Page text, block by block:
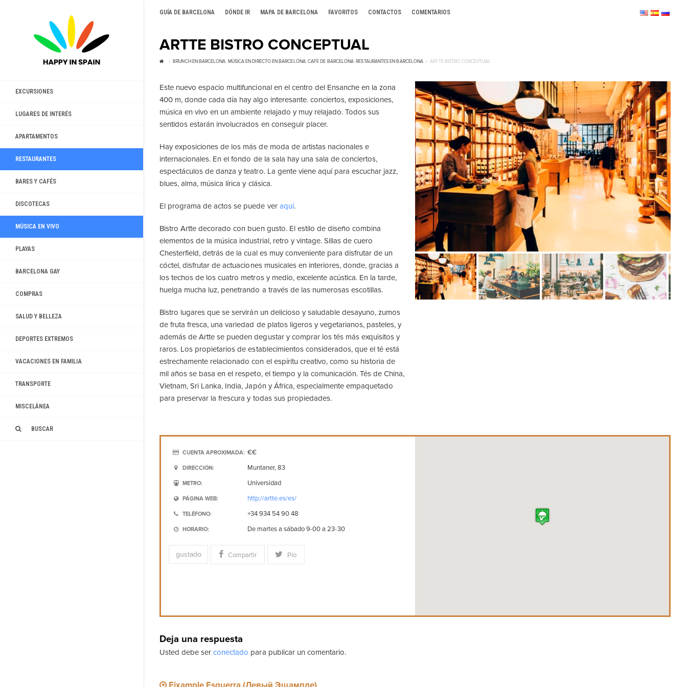
GUÍA DE BARCELONA DÓNDE IR MAPA DE BARCELONA FAVORITOS CONTACTOS COMENTARIOS
EXCURSIONES
LUGARES DE INTERÉS
APARTAMENTOS
RESTAURANTES
BARES Y CAFÉS
DISCOTECAS
MÚSICA EN VIVO
PLAYAS
BARCELONA GAY
COMPRAS
SALUD Y BELLEZA
DEPORTES EXTREMOS
VACACIONES EN FAMILIA
TRANSPORTE
MISCELÁNEA
BUSCAR
ARTTE BISTRO CONCEPTUAL
BRUNCH EN BARCELONA, MÚSICA EN DIRECTO EN BARCELONA,CAFE DE BARCELONA, RESTAURANTES EN BARCELONA ARTTE BISTRO CONCEPTUAL
Este nuevo espacio multifuncional en el centro del Ensanche en la zona
400 m, donde cada día hay algo interesante. conciertos, exposiciones,
música en vivo en un ambiente relajado y muy relajado. Todos sus
sentidos estarán involucrados en conseguir placer.
Hay exposiciones de los más de moda de artistas nacionales e
internacionales. En el fondo de la sala hay una sala de conciertos,
espectáculos de danza y teatro. La gente viene aquí para escuchar jazz,
blues, alma, música lírica y clásica.
El programa de actos se puede ver aquí.
Bistro Artte decorado con buen gusto. El estilo de diseño combina
elementos de la música industrial, retro y vintage. Sillas de cuero
Chesterfield, detrás de la cual es muy conveniente para disfrutar de un
cóctel, disfrutar de actuaciones musicales en interiores, donde, gracias a
los techos de los cuatro metros y medio, excelente acústica. En la tarde,
huelga mucha luz, penetrando a través de las numerosas escotillas.
Bistro lugares que se servirán un delicioso y saludable desayuno, zumos
de fruta fresca, una variedad de platos ligeros y vegetarianos, pasteles, y
además de Artte se pueden degustar y comprar los tés más exquisitos y
raros. Los propietarios de establecimientos considerados, que el té está
estrechamente relacionado con el espíritu creativo, como su historia de
mil años se basa en el respeto, el tiempo y la comunicación. Tés de China,
Vietnam, Sri Lanka, India, Japón y África, especialmente empaquetado
para preservar la frescura y todas sus propiedades.
CUENTA APROXIMADA: €€
DIRECCIÓN: Muntaner, 83
METRO: Universidad
PÁGINA WEB: http://artte.es/es/
TELÉFONO: +34 934 54 90 48
HORARIO: De martes a sábado 9-00 a 23-30
gustado Compartir Pío
Deja una respuesta
Usted debe serconectado para publicar un comentario.